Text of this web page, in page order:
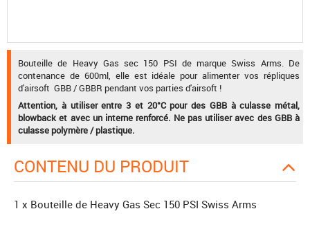
Bouteille de Heavy Gas sec 150 PSI de marque Swiss Arms. De
contenance de 600ml, elle est idéale pour alimenter vos répliques
d'airsoft GBB / GBBR pendant vos parties d'airsoft !
Attention, à utiliser entre 3 et 20°C pour des GBB à culasse métal,
blowback et avec un interne renforcé. Ne pas utiliser avec des GBB à
culasse polymère / plastique.
CONTENU DU PRODUIT
1 x Bouteille de Heavy Gas Sec 150 PSI Swiss Arms